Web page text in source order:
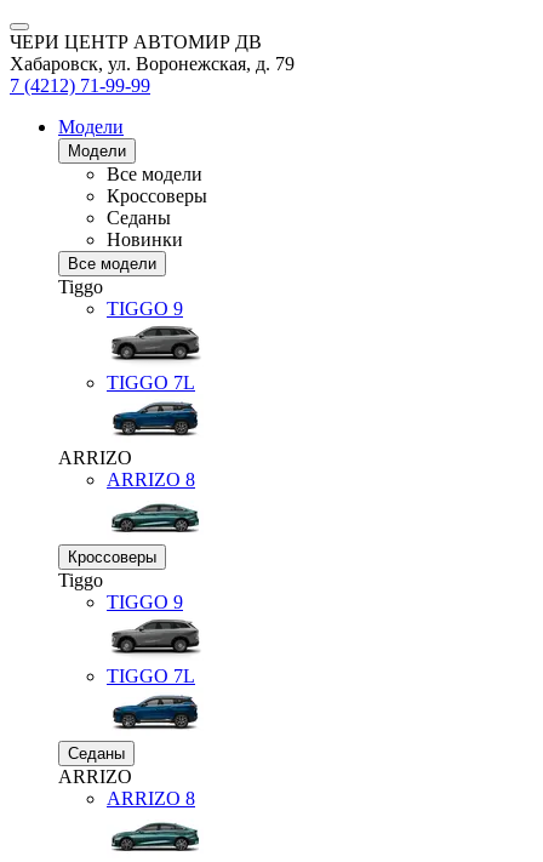
ЧЕРИ ЦЕНТР АВТОМИР ДВ
Хабаровск, ул. Воронежская, д. 79
7 (4212) 71-99-99
Модели
Модели
Все модели
Кроссоверы
Седаны
Новинки
Все модели
Tiggo
TIGGO 9
TIGGO 7L
ARRIZO
ARRIZO 8
Кроссоверы
Tiggo
TIGGO 9
TIGGO 7L
Седаны
ARRIZO
ARRIZO 8